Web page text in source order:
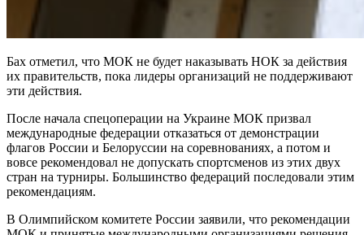
Бах отметил, что МОК не будет наказывать НОК за действия
их правительств, пока лидеры организаций не поддерживают
эти действия.
После начала спецоперации на Украине МОК призвал
международные федерации отказаться от демонстрации
флагов России и Белоруссии на соревнованиях, а потом и
вовсе рекомендовал не допускать спортсменов из этих двух
стран на турниры. Большинство федераций последовали этим
рекомендациям.
В Олимпийском комитете России заявили, что рекомендации